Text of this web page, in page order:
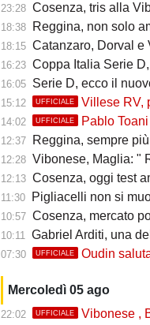
23:28 Cosenza, tris alla
18:38 Reggina, non solo
18:15 Catanzaro, Dorval e
16:23 Coppa Italia Serie D,
16:05 Serie D, ecco il
15:12 UFFICIALE Villese RV,
14:02 UFFICIALE Pablo Toani
12:37 Reggina, sempre
12:28 Vibonese, Maglia: "
12:13 Cosenza, oggi test
11:30 Pigliacelli non si muove:
10:57 Cosenza, mercato
10:11 Gabriel Arditi, una
07:30 UFFICIALE Oudin saluta
Mercoledì 05 ago
22:02 UFFICIALE Vibonese ,